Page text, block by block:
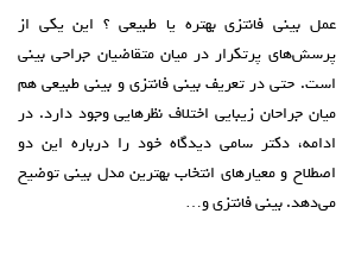
عمل بینی فانتزی بهتره یا طبیعی ؟ این یکی از
پرسش‌های پرتکرار در میان متقاضیان جراحی بینی
است. حتی در تعریف بینی فانتزی و بینی طبیعی هم
میان جراحان زیبایی اختلاف‌ نظرهایی وجود دارد. در
ادامه، دکتر سامی دیدگاه خود را درباره این دو
اصطلاح و معیارهای انتخاب بهترین مدل بینی توضیح
می‌دهد. بینی فانتزی و…